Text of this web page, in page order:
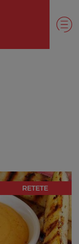
RETETE